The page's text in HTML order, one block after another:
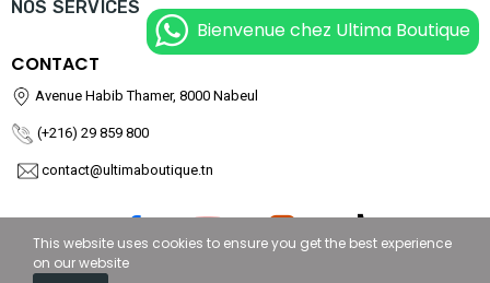
NOS SERVICES
CONTACT
Avenue Habib Thamer, 8000 Nabeul
(+216) 29 859 800
contact@ultimaboutique.tn
This website uses cookies to ensure you get the best experience
on our website
Bienvenue chez Ultima Boutique